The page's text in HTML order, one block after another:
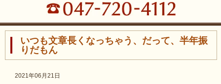
いつも文章長くなっちゃう、だって、半年振
りだもん
2021年06月21日